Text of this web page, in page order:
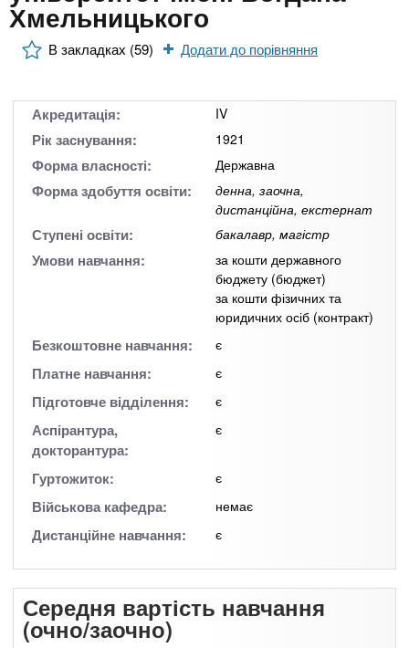
n
t
s
n
o
и
Онлайн курси
За кордоном
Хмельницького
В закладках (59) Додати до порівняння
Акредитація: IV
Рік заснування: 1921
Форма власності: Державна
Форма здобуття освіти:
денна, заочна,
дистанційна, екстернат
Ступені освіти: бакалавр, магістр
Умови навчання:
за кошти державного
бюджету (бюджет)
за кошти фізичних та
юридичних осіб (контракт)
Безкоштовне навчання: є
Платне навчання: є
Підготовче відділення: є
Аспірантура,
докторантура:
є
Гуртожиток: є
Військова кафедра: немає
Дистанційне навчання: є
Середня вартість навчання
(очно/заочно)